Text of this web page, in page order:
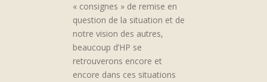
« consignes » de remise en
question de la situation et de
notre vision des autres,
beaucoup d’HP se
retrouverons encore et
encore dans ces situations